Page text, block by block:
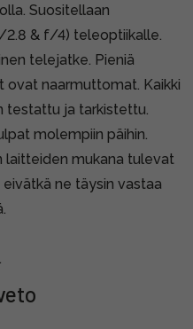
Suositellaan
& f/4) teleoptiikalle.
telejatke. Pieniä
ovat naarmuttomat. Kaikki
ja tarkistettu.
molempiin päihin.
mukana tulevat
ne täysin vastaa